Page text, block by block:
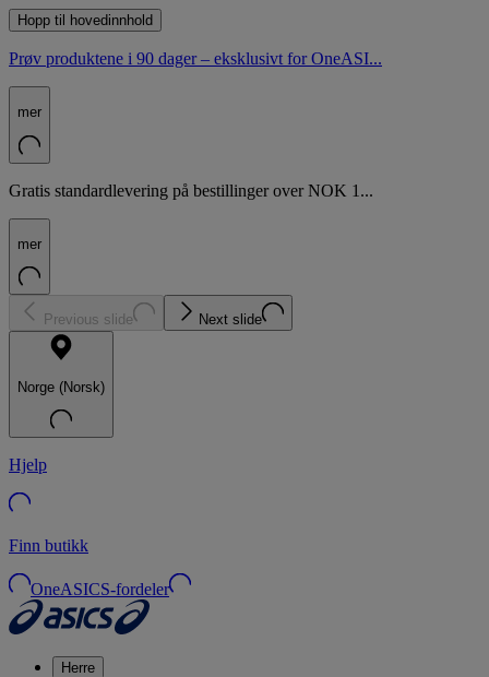
Hopp til hovedinnhold
Prøv produktene i 90 dager – eksklusivt for OneASI...
mer
Gratis standardlevering på bestillinger over NOK 1...
mer
Previous slide Next slide
Norge (Norsk)
Hjelp
Finn butikk
OneASICS-fordeler
Herre